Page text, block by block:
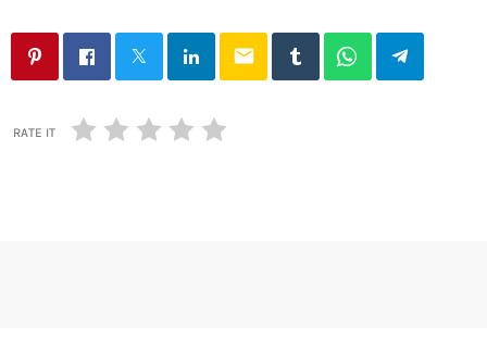
email
RATE IT